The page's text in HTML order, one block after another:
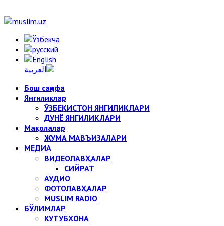
Бош саҳифа
Янгиликлар
ЎЗБЕКИСТОН ЯНГИЛИКЛАРИ
ДУНЁ ЯНГИЛИКЛАРИ
Мақолалар
ЖУМА МАВЪИЗАЛАРИ
МЕДИА
ВИДЕОЛАВҲАЛАР
СИЙРАТ
АУДИО
ФОТОЛАВҲАЛАР
MUSLIM RADIO
БЎЛИМЛАР
КУТУБХОНА